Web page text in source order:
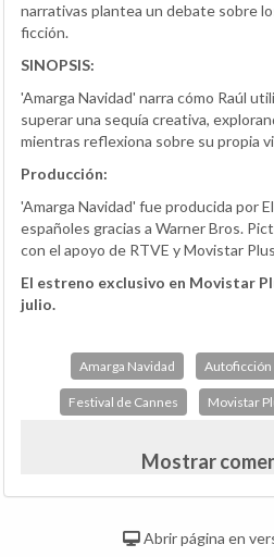
narrativas plantea un debate sobre
ficción.
SINOPSIS:
'Amarga Navidad' narra cómo Raúl
superar una sequía creativa,
mientras reflexiona sobre su propia
Producción:
'Amarga Navidad' fue producida por
españoles gracias a Warner Bros.
con el apoyo de RTVE y Movistar
El estreno exclusivo en Movistar
julio.
Amarga Navidad Autoficción
Festival de Cannes Movistar
Mostrar
Abrir página en